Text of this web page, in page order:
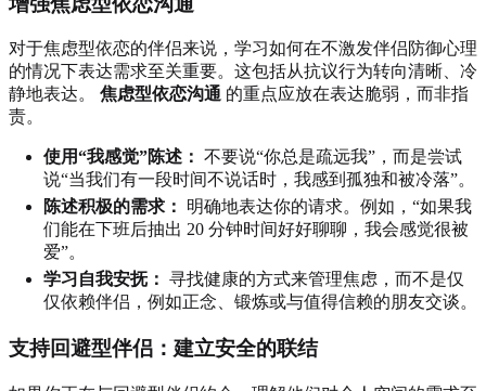
对于焦虑型依恋的伴侣来说，学习如何在不激发伴侣防御心理
的情况下表达需求至关重要。这包括从抗议行为转向清晰、冷
静地表达。 焦虑型依恋沟通 的重点应放在表达脆弱，而非指
责。
使用“我感觉”陈述： 不要说“你总是疏远我”，而是尝试
说“当我们有一段时间不说话时，我感到孤独和被冷落”。
陈述积极的需求：
明确地表达你的请求。例如，“如果我
们能在下班后抽出 20 分钟时间好好聊聊，我会感觉很被
爱”。
学习自我安抚： 寻找健康的方式来管理焦虑，而不是仅
仅依赖伴侣，例如正念、锻炼或与值得信赖的朋友交谈。
支持回避型伴侣：建立安全的联结